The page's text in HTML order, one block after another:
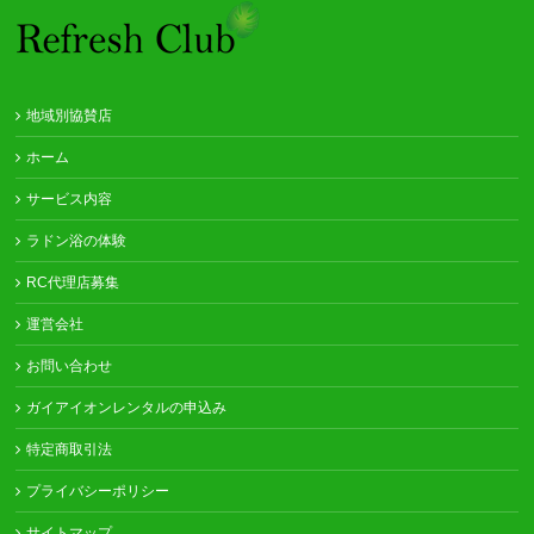
地域別協賛店
ホーム
サービス内容
ラドン浴の体験
RC代理店募集
運営会社
お問い合わせ
ガイアイオンレンタルの申込み
特定商取引法
プライバシーポリシー